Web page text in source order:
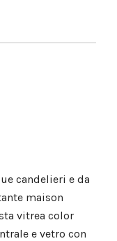
candelieri e da
maison
vitrea color
e vetro con